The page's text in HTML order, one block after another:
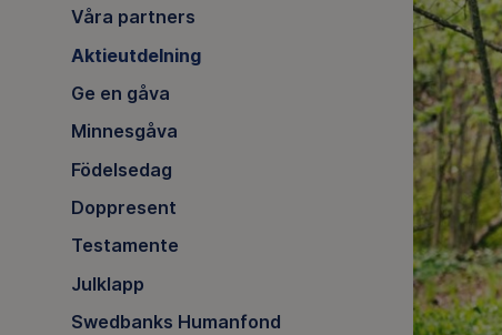
Våra partners
Aktieutdelning
Ge en gåva
Minnesgåva
Födelsedag
Doppresent
Testamente
Julklapp
Swedbanks Humanfond